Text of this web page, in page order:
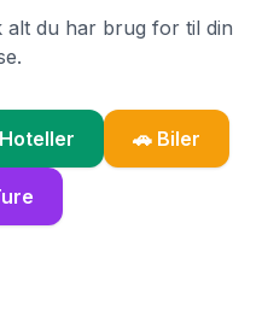
du har brug for til din
🚗 Biler